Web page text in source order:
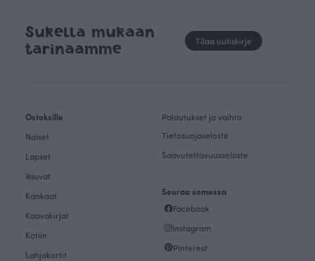
Sukella mukaan
tarinaamme
Tilaa uutiskirje
Ostoksille
Naiset
Lapset
Vauvat
Kankaat
Kaavakirjat
Kotiin
Lahjakortit
Palautukset ja vaihto
Tietosuojaseloste
Saavutettavuusseloste
Seuraa somessa
Facebook
Instagram
Pinterest